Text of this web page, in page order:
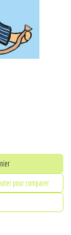
pour comparer